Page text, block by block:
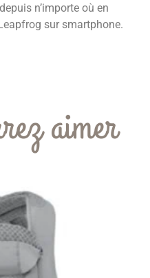
n’importe où en
sur smartphone.
aimer